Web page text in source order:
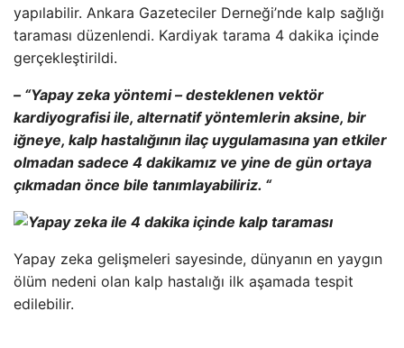
yapılabilir. Ankara Gazeteciler Derneği’nde kalp sağlığı
taraması düzenlendi. Kardiyak tarama 4 dakika içinde
gerçekleştirildi.
– “Yapay zeka yöntemi – desteklenen vektör
kardiyografisi ile, alternatif yöntemlerin aksine, bir
iğneye, kalp hastalığının ilaç uygulamasına yan etkiler
olmadan sadece 4 dakikamız ve yine de gün ortaya
çıkmadan önce bile tanımlayabiliriz. “
Yapay zeka gelişmeleri sayesinde, dünyanın en yaygın
ölüm nedeni olan kalp hastalığı ilk aşamada tespit
edilebilir.